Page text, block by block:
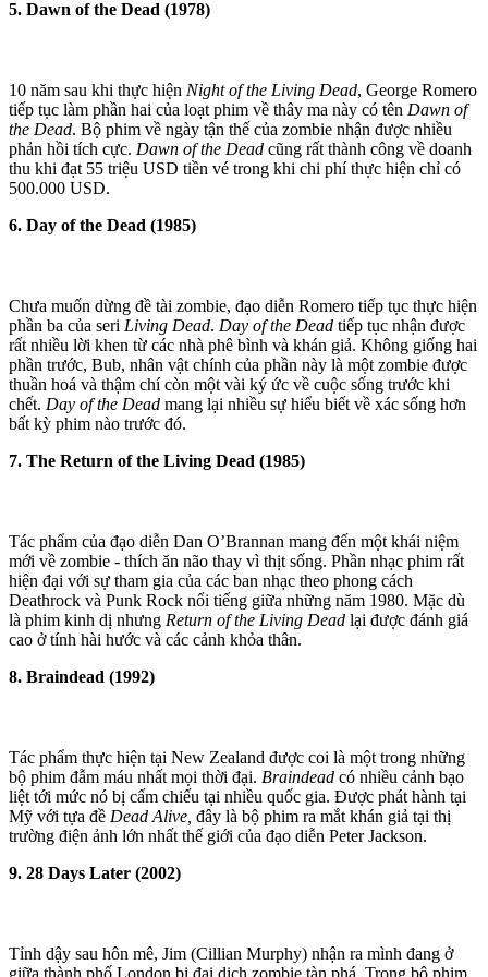
5. Dawn of the Dead (1978)
10 năm sau khi thực hiện Night of the Living Dead, George Romero
tiếp tục làm phần hai của loạt phim về thây ma này có tên Dawn of
the Dead. Bộ phim về ngày tận thế của zombie nhận được nhiều
phản hồi tích cực. Dawn of the Dead cũng rất thành công về doanh
thu khi đạt 55 triệu USD tiền vé trong khi chi phí thực hiện chỉ có
500.000 USD.
6. Day of the Dead (1985)
Chưa muốn dừng đề tài zombie, đạo diễn Romero tiếp tục thực hiện
phần ba của seri Living Dead. Day of the Dead tiếp tục nhận được
rất nhiều lời khen từ các nhà phê bình và khán giả. Không giống hai
phần trước, Bub, nhân vật chính của phần này là một zombie được
thuần hoá và thậm chí còn một vài ký ức về cuộc sống trước khi
chết. Day of the Dead mang lại nhiều sự hiểu biết về xác sống hơn
bất kỳ phim nào trước đó.
7. The Return of the Living Dead (1985)
Tác phẩm của đạo diễn Dan O’Brannan mang đến một khái niệm
mới về zombie - thích ăn não thay vì thịt sống. Phần nhạc phim rất
hiện đại với sự tham gia của các ban nhạc theo phong cách
Deathrock và Punk Rock nổi tiếng giữa những năm 1980. Mặc dù
là phim kinh dị nhưng Return of the Living Dead lại được đánh giá
cao ở tính hài hước và các cảnh khỏ‌ּa thâ‌ּn.
8. Braindead (1992)
Tác phẩm thực hiện tại New Zealand được coi là một trong những
bộ phim đẫm máu nhất mọi thời đại. Braindead có nhiều cảnh bạo
liệt tới mức nó bị cấm chiếu tại nhiều quốc gia. Được phát hành tại
Mỹ với tựa đề Dead Alive, đây là bộ phim ra mắt khán giả tại thị
trường điện ảnh lớn nhất thế giới của đạo diễn Peter Jackson.
9. 28 Days Later (2002)
Tỉnh dậy sau hôn mê, Jim (Cillian Murphy) nhận ra mình đang ở
giữa thành phố London bị đại dịch zombie tàn phá. Trong bộ phim